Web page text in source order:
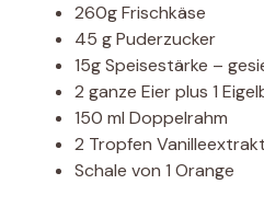
260g Frischkäse
45 g Puderzucker
15g Speisestärke –
2 ganze Eier plus 1
150 ml Doppelrahm
2 Tropfen Vanilleextrakt
Schale von 1 Orange